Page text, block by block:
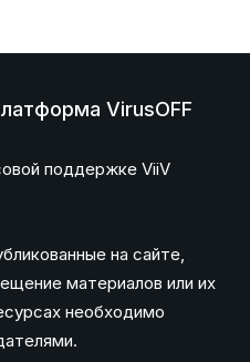
VirusOFF
поддержке ViiV
на сайте,
материалов или их
необходимо